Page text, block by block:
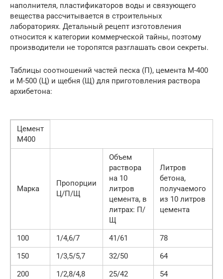
наполнителя, пластификаторов воды и связующего
вещества рассчитывается в строительных
лабораториях. Детальный рецепт изготовления
относится к категории коммерческой тайны, поэтому
производители не торопятся разглашать свои секреты.
Таблицы соотношений частей песка (П), цемента М-400
и М-500 (Ц) и щебня (Щ) для приготовления раствора
архибетона:
Цемент
М400
Марка
Пропорции
Ц/П/Щ
Объем
раствора
на 10
литров
цемента, в
литрах: П/
Щ
Литров
бетона,
получаемого
из 10 литров
цемента
100 1/4,6/7 41/61
78
150
1/3,5/5,7 32/50
64
200
1/2,8/4,8 25/42
54